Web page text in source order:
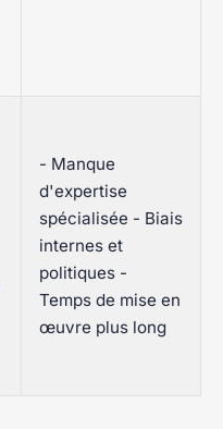
- Manque
d'expertise
spécialisée - Biais
internes et
politiques -
Temps de mise en
œuvre plus long